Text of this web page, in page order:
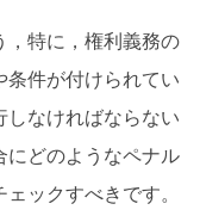
，特に，権利義務の
条件が付けられてい
しなければならない
にどのようなペナル
ックすべきです。